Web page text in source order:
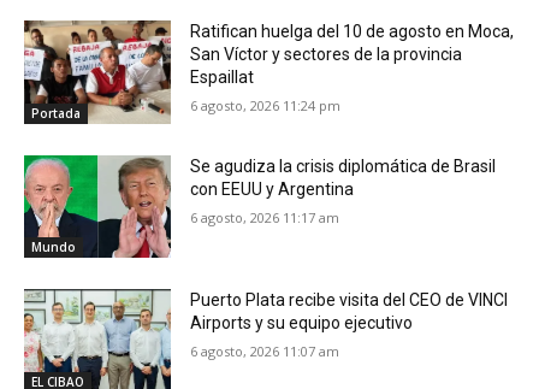
Portada
Ratifican huelga del 10 de agosto en Moca,
San Víctor y sectores de la provincia
Espaillat
6 agosto, 2026 11:24 pm
Mundo
Se agudiza la crisis diplomática de Brasil
con EEUU y Argentina
6 agosto, 2026 11:17 am
EL CIBAO
Puerto Plata recibe visita del CEO de VINCI
Airports y su equipo ejecutivo
6 agosto, 2026 11:07 am